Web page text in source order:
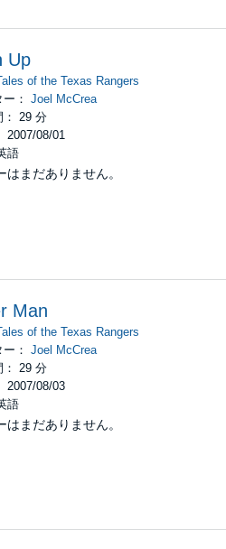
Up
of the Texas Rangers
ー：Joel McCrea
： 29 分
2007/08/01
語
はまだありません。
Man
of the Texas Rangers
ー：Joel McCrea
： 29 分
2007/08/03
語
はまだありません。